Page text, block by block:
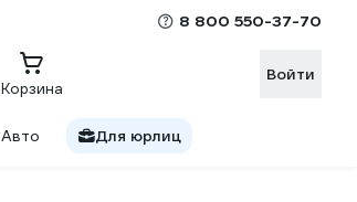
8 800 550-37-70
Корзина
Войти
Авто Для юрлиц